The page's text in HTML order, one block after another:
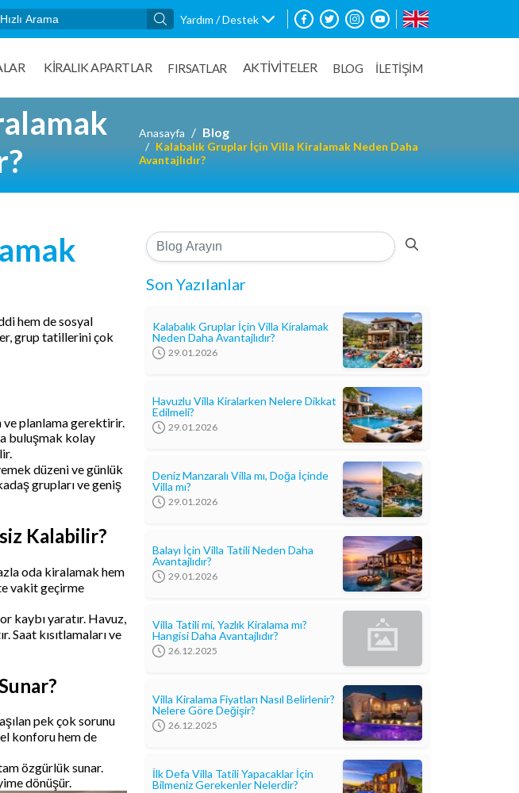
Yardım / Destek
KİRALIK APARTLAR FIRSATLAR AKTİVİTELER BLOG İLETİŞİM
Anasayfa Blog
Kalabalık Gruplar İçin Villa Kiralamak Neden Daha
Avantajlıdır?
hem de sosyal
grup tatillerini çok
ve planlama gerektirir.
buluşmak kolay
düzeni ve günlük
grupları ve geniş
Kalabilir?
oda kiralamak hem
vakit geçirme
kaybı yaratır. Havuz,
Saat kısıtlamaları ve
pek çok sorunu
konforu hem de
özgürlük sunar.
dönüşür.
Son Yazılanlar
Kalabalık Gruplar İçin Villa Kiralamak
Neden Daha Avantajlıdır?
29.01.2026
Havuzlu Villa Kiralarken Nelere Dikkat
Edilmeli?
29.01.2026
Deniz Manzaralı Villa mı, Doğa İçinde
Villa mı?
29.01.2026
Balayı İçin Villa Tatili Neden Daha
Avantajlıdır?
29.01.2026
Villa Tatili mi, Yazlık Kiralama mı?
Hangisi Daha Avantajlıdır?
26.12.2025
Villa Kiralama Fiyatları Nasıl Belirlenir?
Nelere Göre Değişir?
26.12.2025
İlk Defa Villa Tatili Yapacaklar İçin
Bilmeniz Gerekenler Nelerdir?